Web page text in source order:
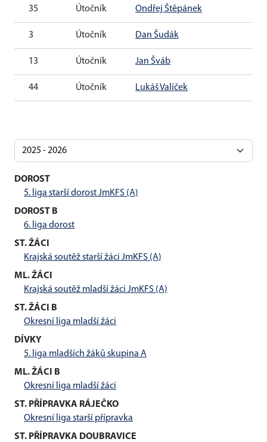
35 Útočník Ondřej Štěpánek
3 Útočník Dan Šudák
13 Útočník Jan Šváb
44 Útočník Lukáš Valíček
DOROST
5. liga starší dorost JmKFS (A)
DOROST B
6. liga dorost
ST. ŽÁCI
Krajská soutěž starší žáci JmKFS (A)
ML. ŽÁCI
Krajská soutěž mladší žáci JmKFS (A)
ST. ŽÁCI B
Okresní liga mladší žáci
DÍVKY
5. liga mladších žáků skupina A
ML. ŽÁCI B
Okresní liga mladší žáci
ST. PŘÍPRAVKA RÁJEČKO
Okresní liga starší přípravka
ST. PŘÍPRAVKA DOUBRAVICE